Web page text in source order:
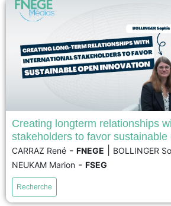
The literature in recent decades has
relationships with international stakeholders are
open innovation (SOI); however, this literature
how such relationships are to be built. This study
examining public and private actors in Japan,
Creating longterm relationships
stakeholders to favor sustainable
CARRAZ René - FNEGE BOLLINGER
NEUKAM Marion - FSEG
Recherche